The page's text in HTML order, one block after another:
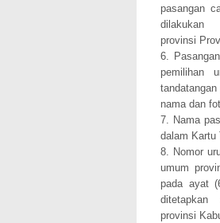
pasangan
provinsi
6.
pemilihan
nama dan
7. Nama
dalam Kartu
8. Nomor
umum
pada ayat
provinsi